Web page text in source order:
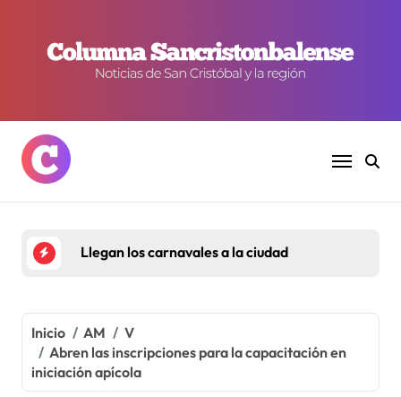
contenido
Llegan los carnavales a la ciudad
Inicio AM
V
Abren las inscripciones para la capacitación en
iniciación apícola